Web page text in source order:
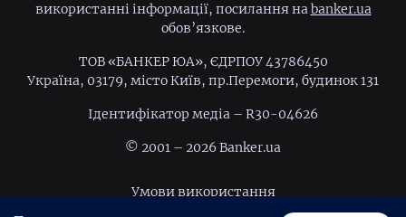
використанні інформації, посилання наbanker.ua
обов’язкове.
ТОВ «БАНКЕР ЮА», ЄДРПОУ 43786450
Україна, 03179, місто Київ, пр.Перемоги, будинок 131
Ідентифiкатор медiа – R30-04626
© 2001 – 2026 Banker.ua
Умови використання